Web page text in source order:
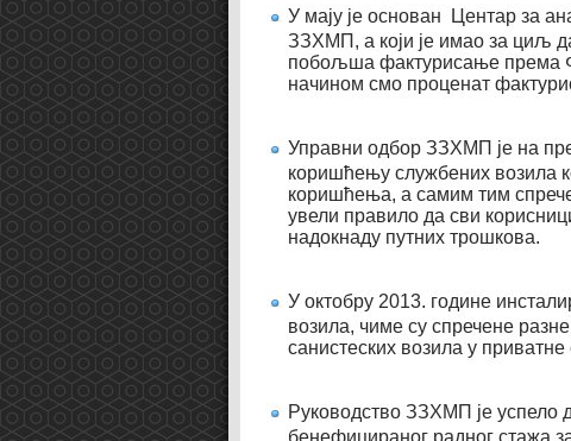
У мају је основан Центар за
ЗЗХМП, а који је имао за циљ
побољша фактурисање према
начином смо проценат
Управни одбор ЗЗХМП је на
коришћењу службених возила
коришћења, а самим тим
увели правило да сви
надокнаду путних трошкова.
У октобру 2013. године
возила, чиме су спречене
санистеских возила у приватне
Руководство ЗЗХМП је успело
бенефицираног радног стажа